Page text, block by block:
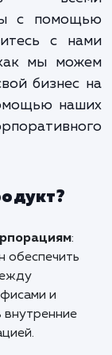
вам
и
эры с